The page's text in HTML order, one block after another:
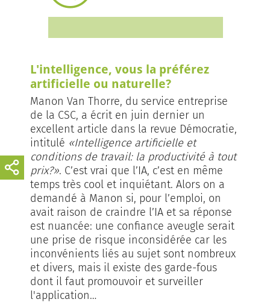
L'intelligence, vous la préférez
artificielle ou naturelle?
Manon Van Thorre, du service entreprise
de la CSC, a écrit en juin dernier un
excellent article dans la revue Démocratie,
intitulé «Intelligence artificielle et
conditions de travail: la productivité à tout
prix?». C’est vrai que l’IA, c’est en même
temps très cool et inquiétant. Alors on a
demandé à Manon si, pour l’emploi, on
avait raison de craindre l’IA et sa réponse
est nuancée: une confiance aveugle serait
une prise de risque inconsidérée car les
inconvénients liés au sujet sont nombreux
et divers, mais il existe des garde-fous
dont il faut promouvoir et surveiller
l'application…